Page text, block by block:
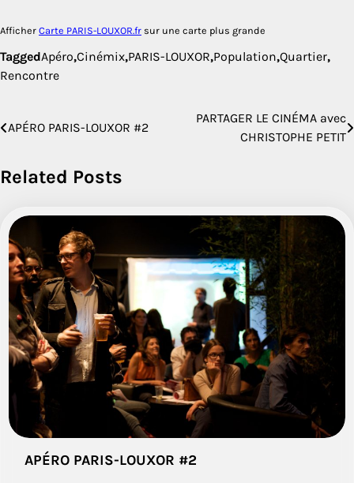
Afficher Carte PARIS-LOUXOR.fr sur une carte plus grande
TaggedApéro,Cinémix,PARIS-LOUXOR,Population,Quartier,
Rencontre
Navigation
l’article
APÉRO PARIS-LOUXOR #2
PARTAGER LE CINÉMA avec
CHRISTOPHE PETIT
Related Posts
APÉRO PARIS-LOUXOR #2